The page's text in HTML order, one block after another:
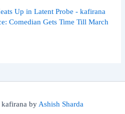
Up in Latent Probe - kafirana
Comedian Gets Time Till March
byAshish Sharda